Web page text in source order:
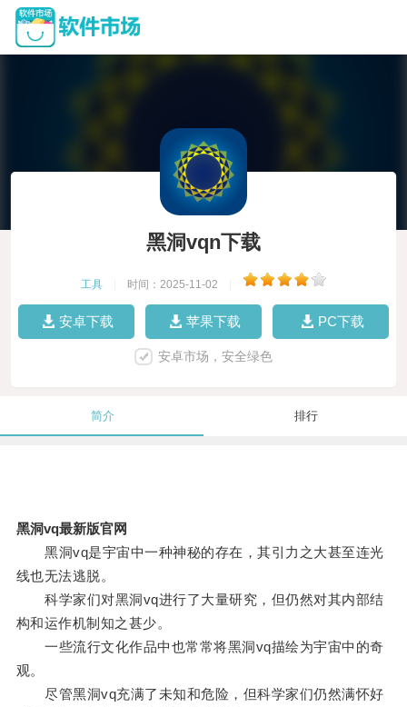
黑洞vqn下载
工具 时间：2025-11-02
安卓下载 苹果下载 PC下载
安卓市场，安全绿色
简介 排行
黑洞vq最新版官网
黑洞vq是宇宙中一种神秘的存在，其引力之大甚至连光
线也无法逃脱。
科学家们对黑洞vq进行了大量研究，但仍然对其内部结
构和运作机制知之甚少。
一些流行文化作品中也常常将黑洞vq描绘为宇宙中的奇
观。
尽管黑洞vq充满了未知和危险，但科学家们仍然满怀好